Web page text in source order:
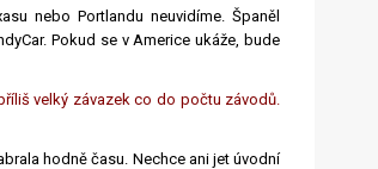
nebo Portlandu neuvidíme. Španěl
Pokud se v Americe ukáže, bude
velký závazek co do počtu závodů.
hodně času. Nechce ani jet úvodní